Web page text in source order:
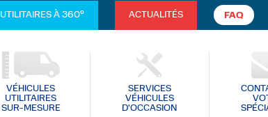
UTILITAIRES À 360° ACTUALITÉS FAQ
VÉHICULES
UTILITAIRES
SUR-MESURE
SERVICES
VÉHICULES
D'OCCASION